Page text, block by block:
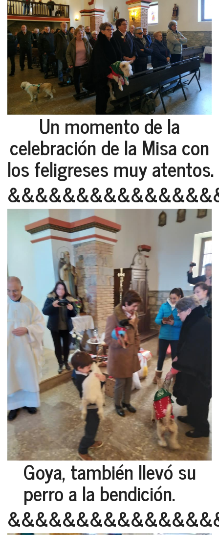
Un momento de la
celebración de la Misa con
los feligreses muy atentos.
Goya, también llevó su
perro a la bendición.